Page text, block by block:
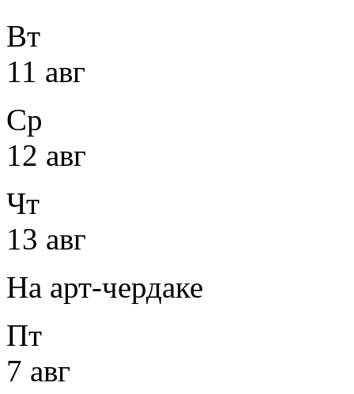
Вт
11 авг
Ср
12 авг
Чт
13 авг
На арт-чердаке
Пт
7 авг